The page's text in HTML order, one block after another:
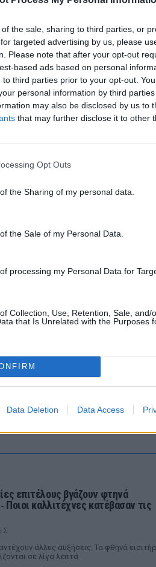
the sale, sharing to third parties, or
targeted advertising by us, please
Please note that after your opt-out
based ads based on personal
to third parties prior to your opt-out.
personal information by third
may also be disclosed by us to
that may further disclose it to other
Opt Outs
the Sharing of my personal data.
the Sale of my Personal Data.
processing my Personal Data for
Collection, Use, Retention, Sale, and/
that Is Unrelated with the Purposes
Data Deletion Data Access
Newsκαι μάθετε πρώτοι
ημέρας και ότι σου κάνει
Instagram
επιτέλους βγάζουν φτηνά
‑ Ποιοι καλλιτέχνες κατέβασαν τις
άλλες αυξήσεις: Τα φθηνά
σε λίγα λεπτά